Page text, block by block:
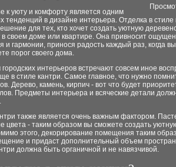
к уюту и комфорту является одним
тенденций в дизайне интерьера. Отделка в стиле
для тех, кто хочет создать уютную
своем доме или квартире. Она привносит
и гармонии, принося радость каждый раз, когда вы
порог своего дома.
интерьеров встречают совсем иное
в стиле кантри. Самое главное, что нужно
Дерево, камень, кирпич - вот что будет
Предметы интерьера и всяческие детали
также является очень важным фактором.
цвета - таким образом вы сможете создать
этого, декорирование помещения таким
и придаст дополнительный объем
должна быть органичной и не навязчивой.